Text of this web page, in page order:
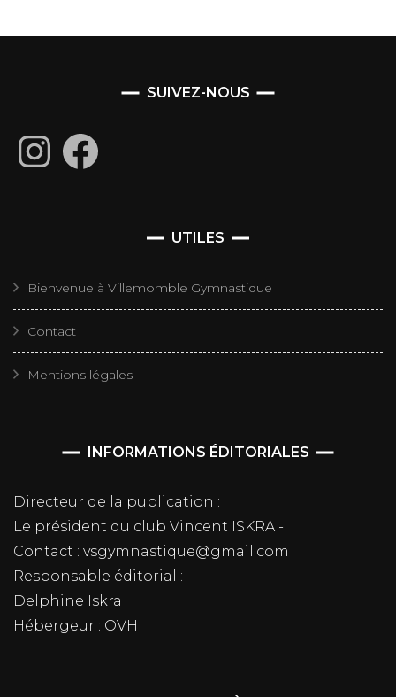
SUIVEZ-NOUS
InstagramFacebook
UTILES
Bienvenue à Villemomble Gymnastique
Contact
Mentions légales
INFORMATIONS ÉDITORIALES
Directeur de la publication :
Le président du club Vincent ISKRA -
Contact : vsgymnastique@gmail.com
Responsable éditorial :
Delphine Iskra
Hébergeur : OVH